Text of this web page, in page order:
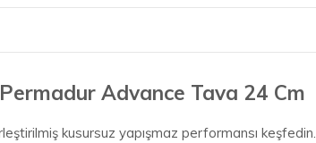
Advance Tava 24 Cm
kusursuz yapışmaz performansı keşfedin.